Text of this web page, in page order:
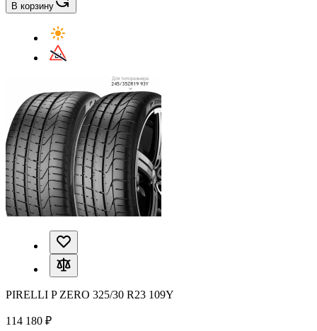
В корзину
PIRELLI P ZERO 325/30 R23 109Y
114 180 ₽